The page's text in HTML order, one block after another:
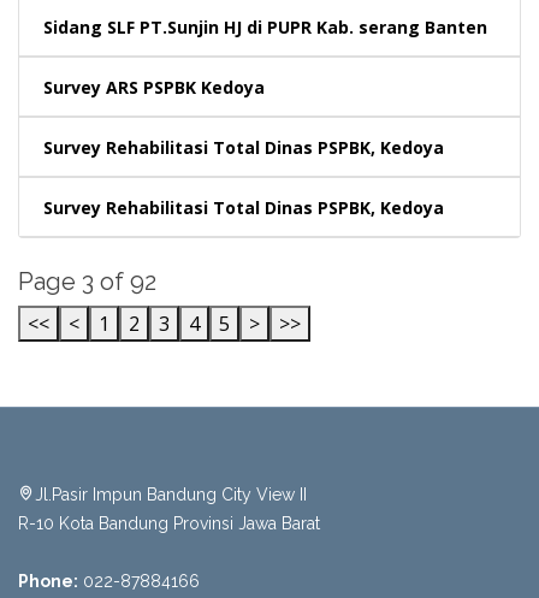
Sidang SLF PT.Sunjin HJ di PUPR Kab. serang Banten
Survey ARS PSPBK Kedoya
Survey Rehabilitasi Total Dinas PSPBK, Kedoya
Survey Rehabilitasi Total Dinas PSPBK, Kedoya
Page 3 of 92
<< < 1 2 3 4 5 > >>
Jl.Pasir Impun Bandung City View II
R-10 Kota Bandung Provinsi Jawa Barat
Phone: 022-87884166